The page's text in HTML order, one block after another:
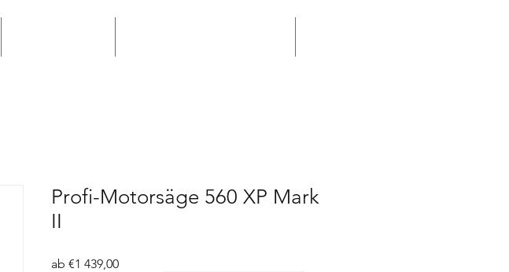
Profi-Motorsäge 560 XP Mark
II
ab €1 439,00Sale-